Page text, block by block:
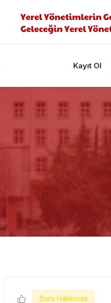
Kayıt Ol
Soru Hakkında